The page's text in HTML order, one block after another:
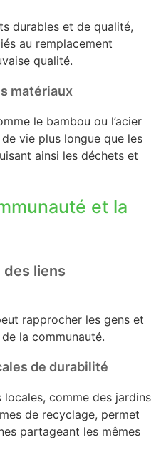
durables et de qualité,
au remplacement
qualité.
matériaux
le bambou ou l’acier
vie plus longue que les
ainsi les déchets et
et la
liens
rapprocher les gens et
la communauté.
de durabilité
comme des jardins
de recyclage, permet
partageant les mêmes